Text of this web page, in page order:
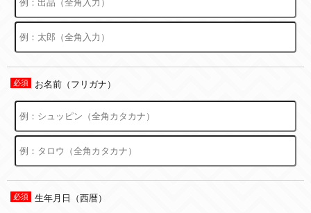
お名前（フリガナ）
生年月日（西暦）